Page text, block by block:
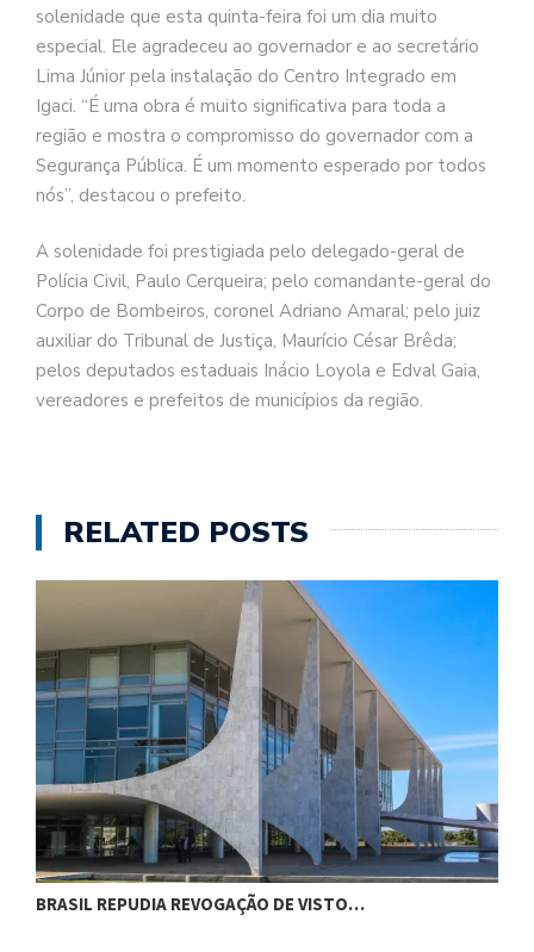
solenidade que esta quinta-feira foi um dia muito
especial. Ele agradeceu ao governador e ao secretário
Lima Júnior pela instalação do Centro Integrado em
Igaci. “É uma obra é muito significativa para toda a
região e mostra o compromisso do governador com a
Segurança Pública. É um momento esperado por todos
nós”, destacou o prefeito.
A solenidade foi prestigiada pelo delegado-geral de
Polícia Civil, Paulo Cerqueira; pelo comandante-geral do
Corpo de Bombeiros, coronel Adriano Amaral; pelo juiz
auxiliar do Tribunal de Justiça, Maurício César Brêda;
pelos deputados estaduais Inácio Loyola e Edval Gaia,
vereadores e prefeitos de municípios da região.
RELATED POSTS
BRASIL REPUDIA REVOGAÇÃO DE VISTO…